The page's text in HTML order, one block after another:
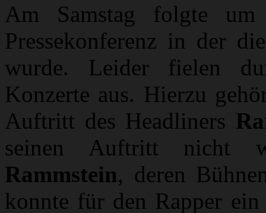
Am Samstag folgte
Pressekonferenz in der
wurde. Leider fielen
Konzerte aus. Hierzu
Auftritt des Headliners
seinen Auftritt nicht
Rammstein, deren
konnte für den Rapper